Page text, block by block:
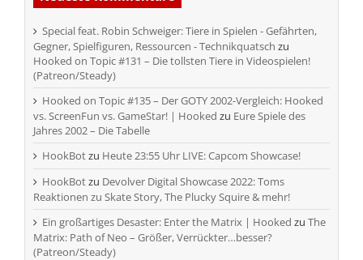
Special feat. Robin Schweiger: Tiere in Spielen - Gefährten,
Gegner, Spielfiguren, Ressourcen - Technikquatsch zu
Hooked on Topic #131 – Die tollsten Tiere in Videospielen!
(Patreon/Steady)
Hooked on Topic #135 – Der GOTY 2002-Vergleich: Hooked
vs. ScreenFun vs. GameStar! | Hooked zu Eure Spiele des
Jahres 2002 – Die Tabelle
HookBotzu Heute 23:55 Uhr LIVE: Capcom Showcase!
HookBotzu Devolver Digital Showcase 2022: Toms
Reaktionen zu Skate Story, The Plucky Squire & mehr!
Ein großartiges Desaster: Enter the Matrix | Hooked zu The
Matrix: Path of Neo – Größer, Verrückter…besser?
(Patreon/Steady)